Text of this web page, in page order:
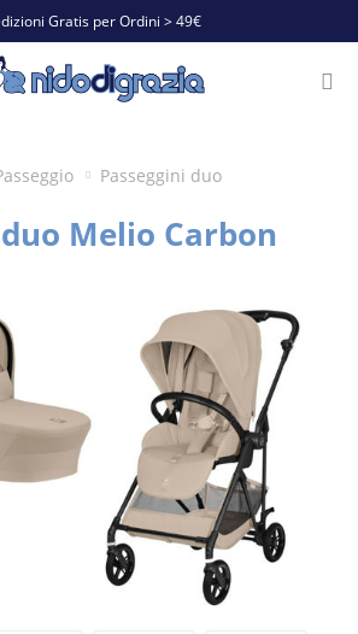
Gratis per Ordini > 49€
Passeggini duo
Melio Carbon